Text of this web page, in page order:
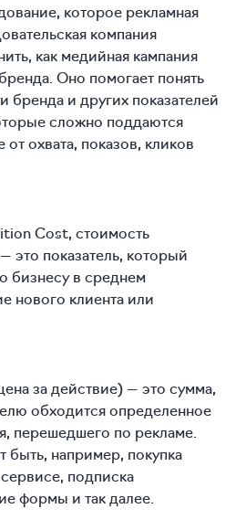
которое рекламная
компания
как медийная кампания
Оно помогает понять
бренда и других показателей
сложно поддаются
охвата, показов, кликов
Cost, стоимость
это показатель, который
бизнесу в среднем
нового клиента или
за действие) — это сумма,
обходится определенное
перешедшего по рекламе.
например, покупка
подписка
формы и так далее.